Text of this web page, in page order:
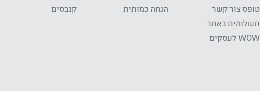
טופס צור קשר
תשלומים באתר
WOW לעסקים
הנחה כמותית
קנבסים